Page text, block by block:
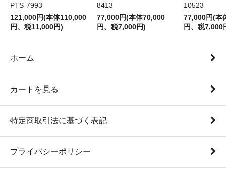
PTS-7993
121,000円(本体110,000
円、税11,000円)
8413
77,000円(本体70,000
円、税7,000円)
10523
77,000円(本
円、税7,000
ホーム
カートを見る
特定商取引法に基づく表記
プライバシーポリシー